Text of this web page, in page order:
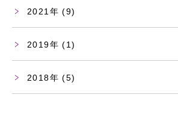
2021 (9)
2019 (1)
2018 (5)